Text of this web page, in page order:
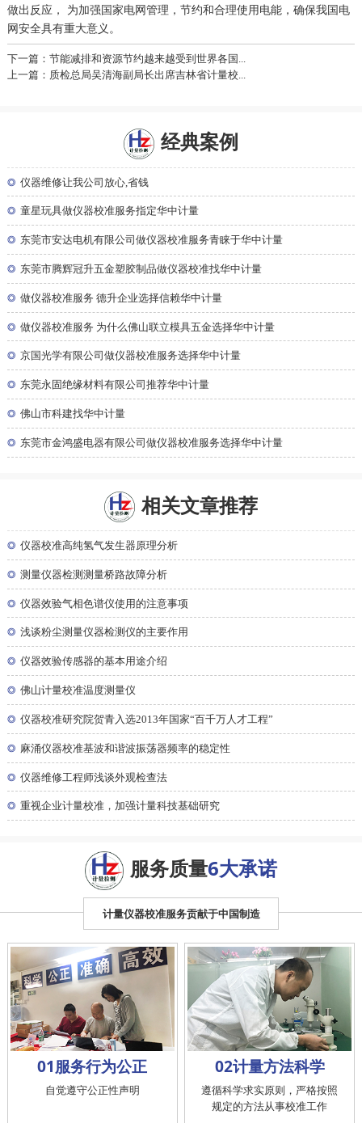
做出反应， 为加强国家电网管理，节约和合理使用电能，确保我国电
网安全具有重大意义。
下一篇：节能减排和资源节约越来越受到世界各国...
上一篇：质检总局吴清海副局长出席吉林省计量校...
经典案例
◎ 仪器维修让我公司放心,省钱
◎ 童星玩具做仪器校准服务指定华中计量
◎ 东莞市安达电机有限公司做仪器校准服务青睐于华中计量
◎ 东莞市腾辉冠升五金塑胶制品做仪器校准找华中计量
◎ 做仪器校准服务 德升企业选择信赖华中计量
◎ 做仪器校准服务 为什么佛山联立模具五金选择华中计量
◎ 京国光学有限公司做仪器校准服务选择华中计量
◎ 东莞永固绝缘材料有限公司推荐华中计量
◎ 佛山市科建找华中计量
◎ 东莞市金鸿盛电器有限公司做仪器校准服务选择华中计量
相关文章推荐
◎ 仪器校准高纯氢气发生器原理分析
◎ 测量仪器检测测量桥路故障分析
◎ 仪器效验气相色谱仪使用的注意事项
◎ 浅谈粉尘测量仪器检测仪的主要作用
◎ 仪器效验传感器的基本用途介绍
◎ 佛山计量校准温度测量仪
◎ 仪器校准研究院贺青入选2013年国家“百千万人才工程”
◎ 麻涌仪器校准基波和谐波振荡器频率的稳定性
◎ 仪器维修工程师浅谈外观检查法
◎ 重视企业计量校准，加强计量科技基础研究
服务质量6大承诺
计量仪器校准服务贡献于中国制造
01服务行为公正
自觉遵守公正性声明
02计量方法科学
遵循科学求实原则，严格按照
规定的方法从事校准工作